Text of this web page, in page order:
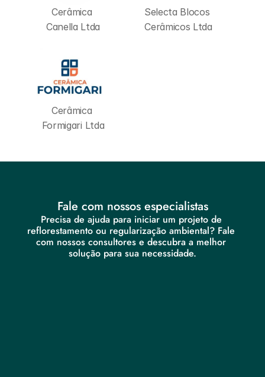
Cerâmica
Canella Ltda
Selecta Blocos
Cerâmicos Ltda
Cerâmica
Formigari Ltda
Fale com nossos especialistas
Precisa de ajuda para iniciar um projeto de
reflorestamento ou regularização ambiental? Fale
com nossos consultores e descubra a melhor
solução para sua necessidade.